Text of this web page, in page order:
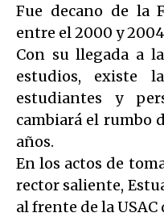
Fue decano de la
entre el 2000 y
Con su llegada a
estudios, existe
estudiantes y
cambiará el rumbo
años.
En los actos de
rector saliente,
al frente de la